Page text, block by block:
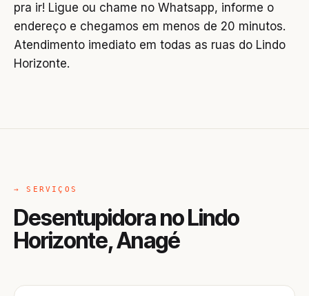
pra ir! Ligue ou chame no Whatsapp, informe o
endereço e chegamos em menos de 20 minutos.
Atendimento imediato em todas as ruas do Lindo
Horizonte.
→ SERVIÇOS
Desentupidora no Lindo
Horizonte, Anagé